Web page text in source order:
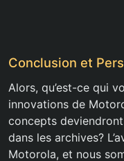
Conclusion et
Alors, qu’est-ce qui
innovations de
concepts
dans les archives?
Motorola, et nous